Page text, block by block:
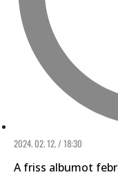
2024. 02. 12. / 18:30
A friss albumot